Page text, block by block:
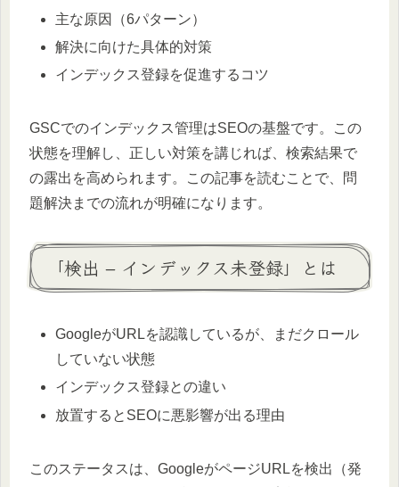
主な原因（6パターン）
解決に向けた具体的対策
インデックス登録を促進するコツ
GSCでのインデックス管理はSEOの基盤です。この
状態を理解し、正しい対策を講じれば、検索結果で
の露出を高められます。この記事を読むことで、問
題解決までの流れが明確になります。
「検出 – インデックス未登録」とは
GoogleがURLを認識しているが、まだクロール
していない状態
インデックス登録との違い
放置するとSEOに悪影響が出る理由
このステータスは、GoogleがページURLを検出（発